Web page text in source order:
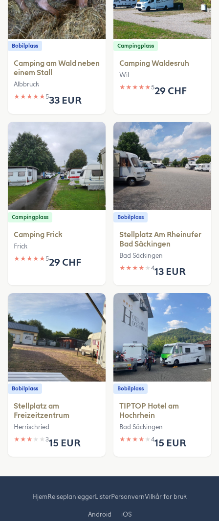
Bobilplass
Camping am Wald neben
einem Stall
Albbruck
★ ★ ★ ★ ★533 EUR
Campingplass
Camping Waldesruh
Wil
★ ★ ★ ★ ★529 CHF
Campingplass
Camping Frick
Frick
★ ★ ★ ★ ★529 CHF
Bobilplass
Stellplatz Am Rheinufer
Bad Säckingen
Bad Säckingen
★ ★ ★ ★ ★ 413 EUR
Bobilplass
Stellplatz am
Freizeitzentrum
Herrischried
★ ★ ★ ★ ★ 315 EUR
Bobilplass
TIPTOP Hotel am
Hochrhein
Bad Säckingen
★ ★ ★ ★ ★ 415 EUR
HjemReiseplanleggerListerPersonvernVilkår for bruk
Android iOS